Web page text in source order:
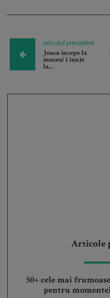
Articolul precedent
Joaca începe la
muzeu! 1 iunie
la...
Articole
50+ cele mai
pentru